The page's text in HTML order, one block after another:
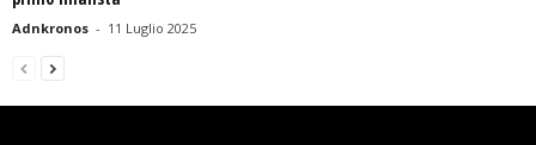
Adnkronos - 11 Luglio 2025